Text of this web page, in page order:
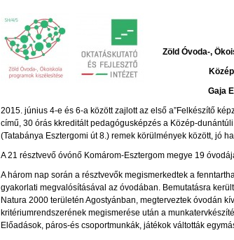
Zöld Óvoda-,
Gaja
2015. június 4-e és 6-a között zajlott az első a”Felkészítő
című, 30 órás kkreditált pedagógusképzés a Közép-
(Tatabánya Esztergomi út 8.) remek körülmények között, jó
A 21 résztvevő óvónő Komárom-Esztergom megye 19
A három nap során a résztvevők megismerkedtek a
gyakorlati megvalósításával az óvodában. Bemutatásra
Natura 2000 területén Agostyánban, megterveztek óvodán
kritériumrendszerének megismerése után a
Előadások, páros-és csoportmunkák, játékok váltották